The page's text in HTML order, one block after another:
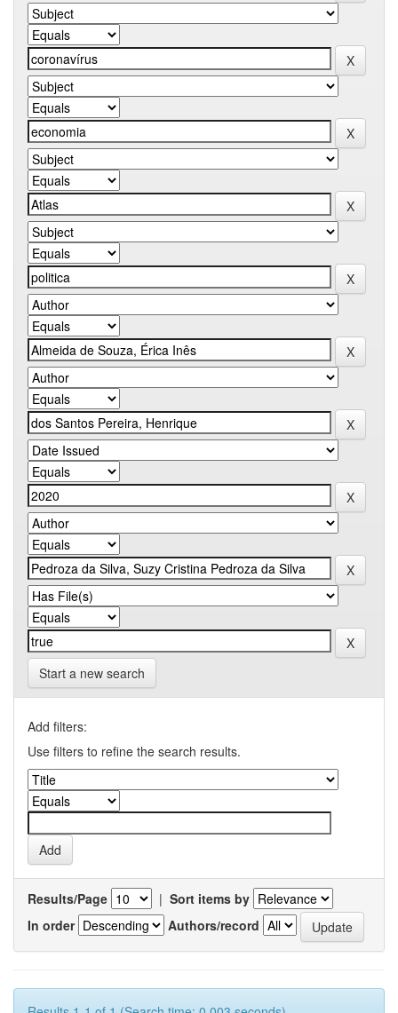
Start a new search
Add filters:
Use filters to refine the search results.
Results/Page | Sort items by
In order
Authors/record